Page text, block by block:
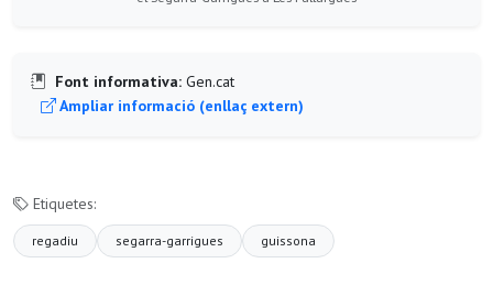
Font informativa: Gen.cat
Ampliar informació (enllaç extern)
Etiquetes:
regadiu segarra-garrigues guissona